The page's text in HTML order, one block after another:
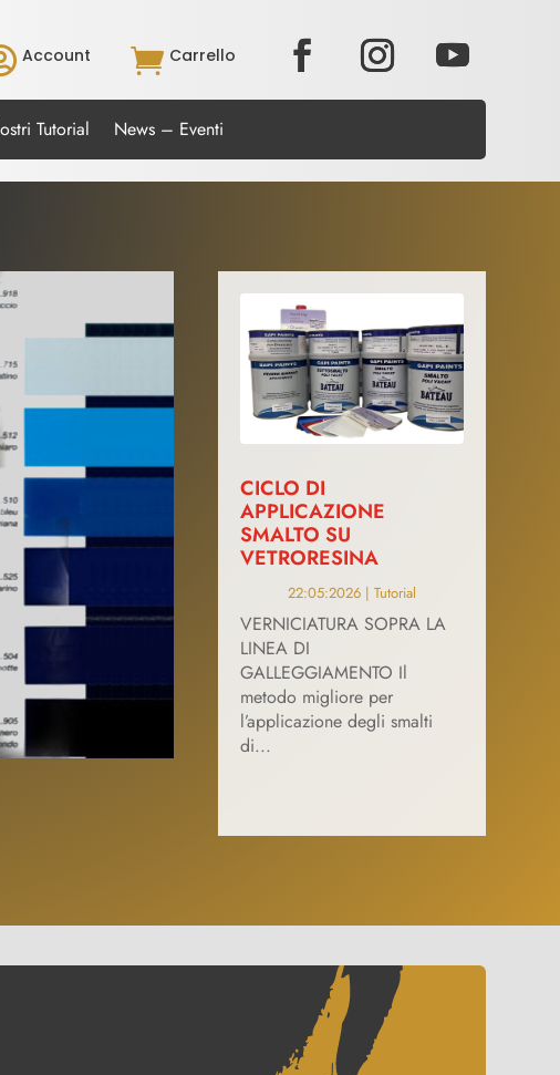
Account  Carrello
Tutorial News – Eventi
CICLO DI
APPLICAZIONE
SMALTO SU
VETRORESINA
22:05:2026| Tutorial
VERNICIATURA SOPRA LA
LINEA DI
GALLEGGIAMENTO Il
metodo migliore per
l’applicazione degli smalti
di...